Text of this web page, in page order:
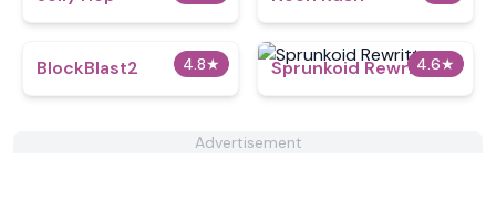
4.8★
BlockBlast2 4.6★
Sprunkoid Rewritten
Advertisement